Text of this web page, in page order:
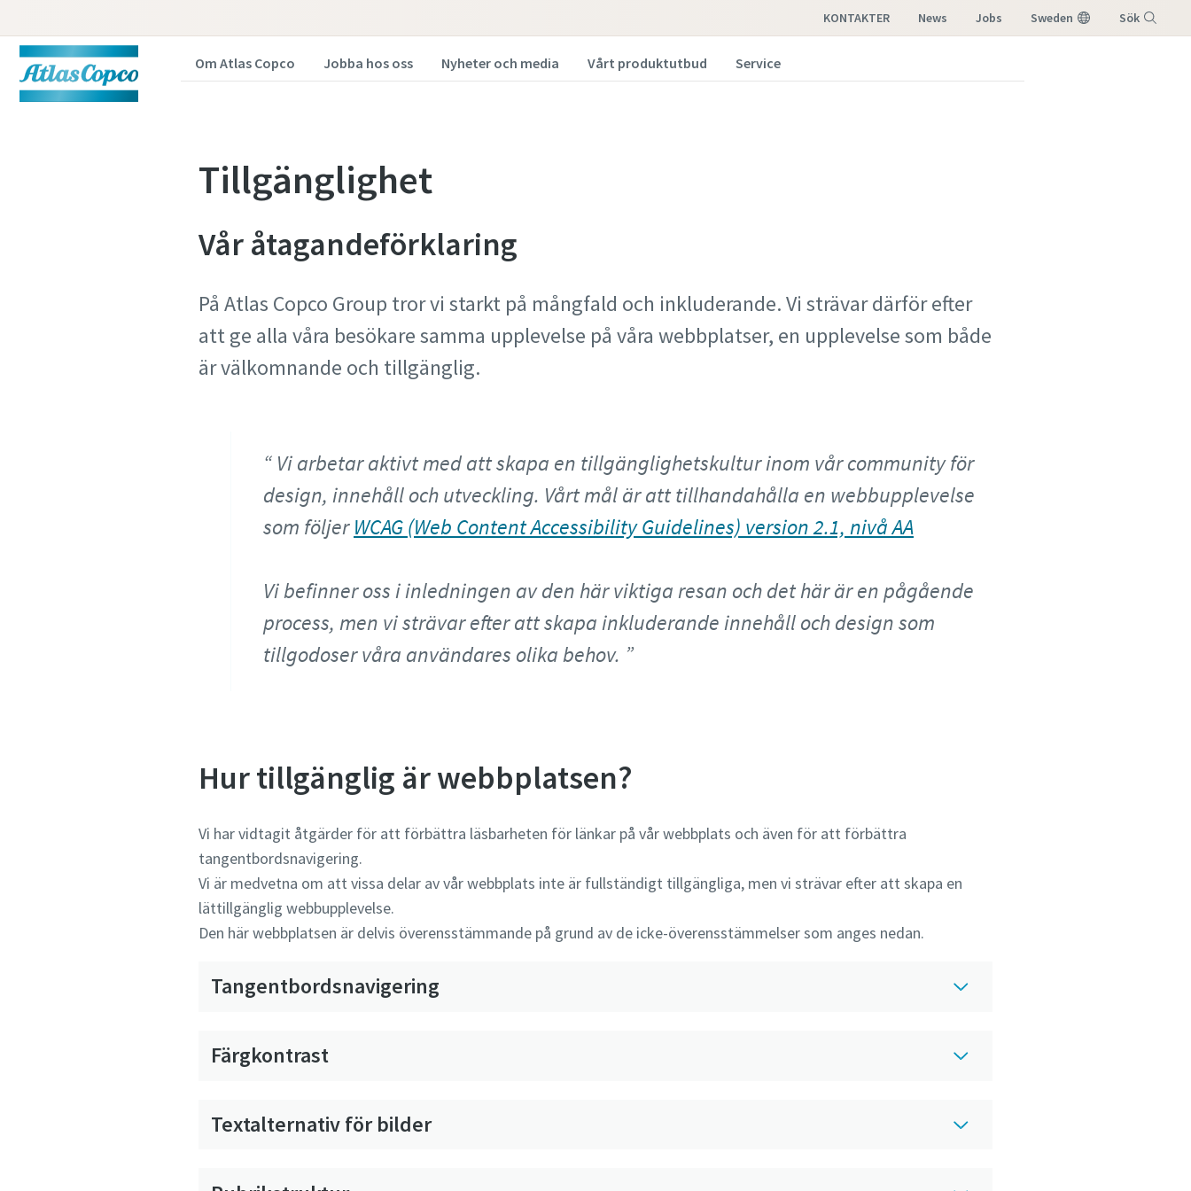
KONTAKTER News Jobs Sweden Sök
Om Atlas Copco Jobba hos oss Nyheter och media Vårt produktutbud Service
Tillgänglighet
Vår åtagandeförklaring
På Atlas Copco Group tror vi starkt på mångfald och inkluderande. Vi strävar därför efter
att ge alla våra besökare samma upplevelse på våra webbplatser, en upplevelse som både
är välkomnande och tillgänglig.
Vi arbetar aktivt med att skapa en tillgänglighetskultur inom vår community för
design, innehåll och utveckling. Vårt mål är att tillhandahålla en webbupplevelse
som följerWCAG (Web Content Accessibility Guidelines) version 2.1, nivå AA
Vi befinner oss i inledningen av den här viktiga resan och det här är en pågående
process, men vi strävar efter att skapa inkluderande innehåll och design som
tillgodoser våra användares olika behov.
Hur tillgänglig är webbplatsen?
Vi har vidtagit åtgärder för att förbättra läsbarheten för länkar på vår webbplats och även för att förbättra
tangentbordsnavigering.
Vi är medvetna om att vissa delar av vår webbplats inte är fullständigt tillgängliga, men vi strävar efter att skapa en
lättillgänglig webbupplevelse.
Den här webbplatsen är delvis överensstämmande på grund av de icke-överensstämmelser som anges nedan.
Tangentbordsnavigering
Färgkontrast
Textalternativ för bilder